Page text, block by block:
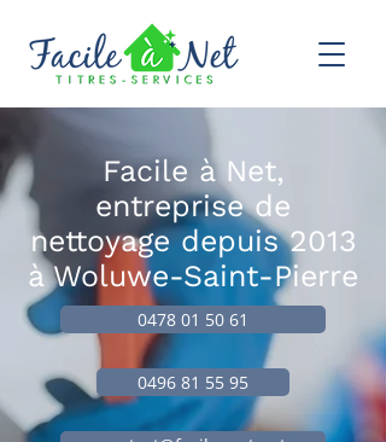
Facile à Net,
entreprise de
nettoyage depuis 2013
à Woluwe-Saint-Pierre
0478 01 50 61
0496 81 55 95